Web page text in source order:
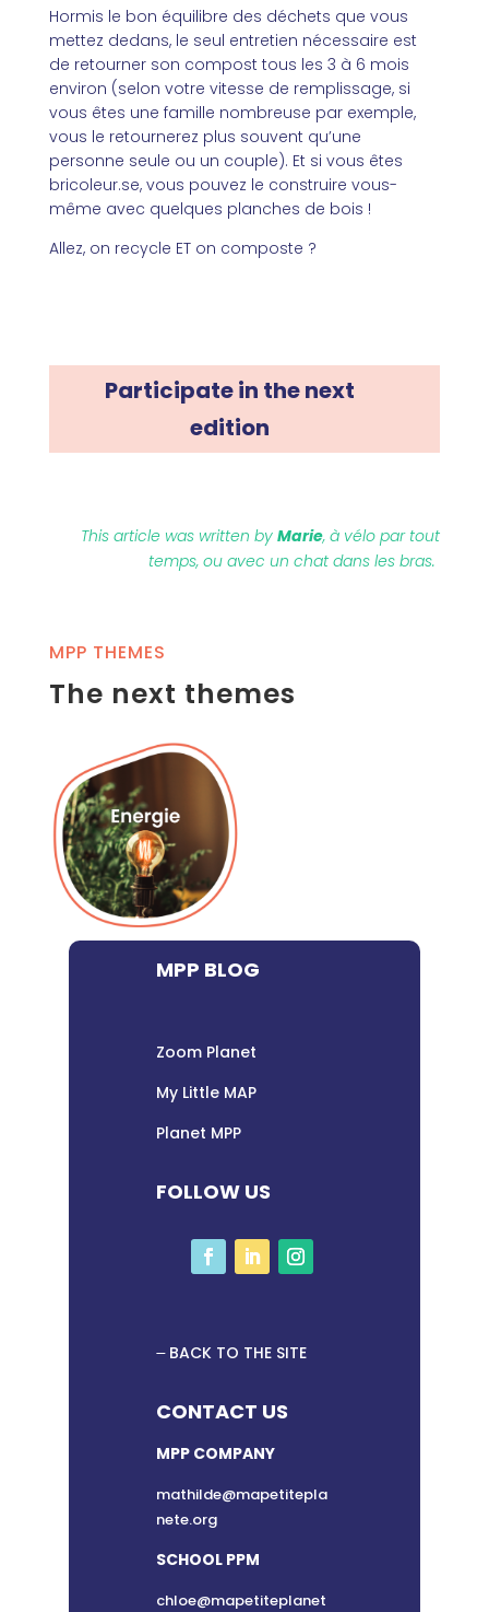
Hormis le bon équilibre des déchets que vous
mettez dedans, le seul entretien nécessaire est
de retourner son compost tous les 3 à 6 mois
environ (selon votre vitesse de remplissage, si
vous êtes une famille nombreuse par exemple,
vous le retournerez plus souvent qu’une
personne seule ou un couple). Et si vous êtes
bricoleur.se, vous pouvez le construire vous-
même avec quelques planches de bois !
Allez, on recycle ET on composte ?
Participate in the next
edition
This article was written byMarie, à vélo par tout
temps, ou avec un chat dans les bras.
MPP THEMES
The next themes
MPP BLOG
Zoom Planet
My Little MAP
Planet MPP
FOLLOW US
BACK TO THE SITE
CONTACT US
MPP COMPANY
mathilde@mapetitepla
nete.org
SCHOOL PPM
chloe@mapetiteplanet